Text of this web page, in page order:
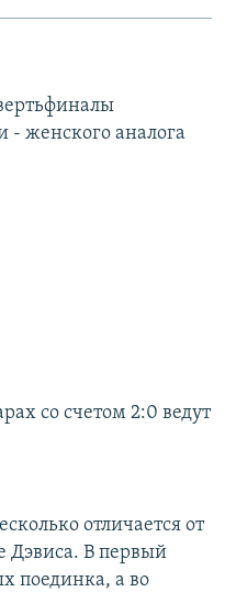
- женского аналога
со счетом 2:0 ведут
отличается от
Дэвиса. В первый
поединка, а во